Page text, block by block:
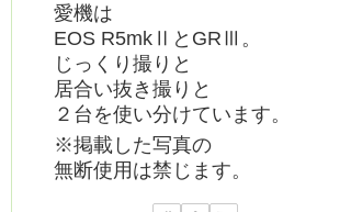
愛機は
EOS R5mkⅡとGRⅢ。
じっくり撮りと
居合い抜き撮りと
２台を使い分けています。
※掲載した写真の
無断使用は禁じます。